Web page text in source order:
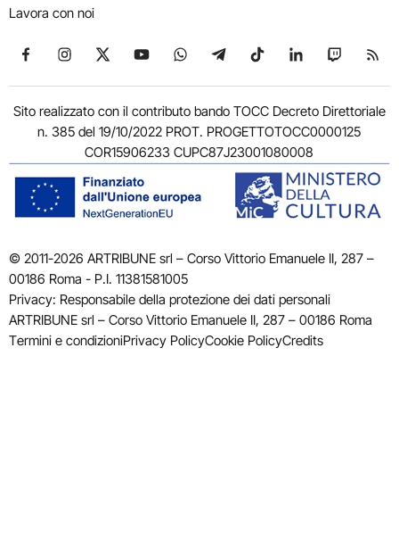
Lavora con noi
Seguici su Facebook
Seguici su Instagram
Seguici su X
Seguici su YouTube
Seguici su WhatsApp
Seguici su Telegram
Seguici su TikTok
Seguici su
Seguici
Sito realizzato con il contributo bando TOCC Decreto Direttoriale
n. 385 del 19/10/2022 PROT. PROGETTOTOCC0000125
COR15906233 CUPC87J23001080008
© 2011-2026 ARTRIBUNE srl – Corso Vittorio Emanuele II, 287 –
00186 Roma - P.I. 11381581005
Privacy: Responsabile della protezione dei dati personali
ARTRIBUNE srl – Corso Vittorio Emanuele II, 287 – 00186 Roma
Termini e condizioniPrivacy PolicyCookie PolicyCredits